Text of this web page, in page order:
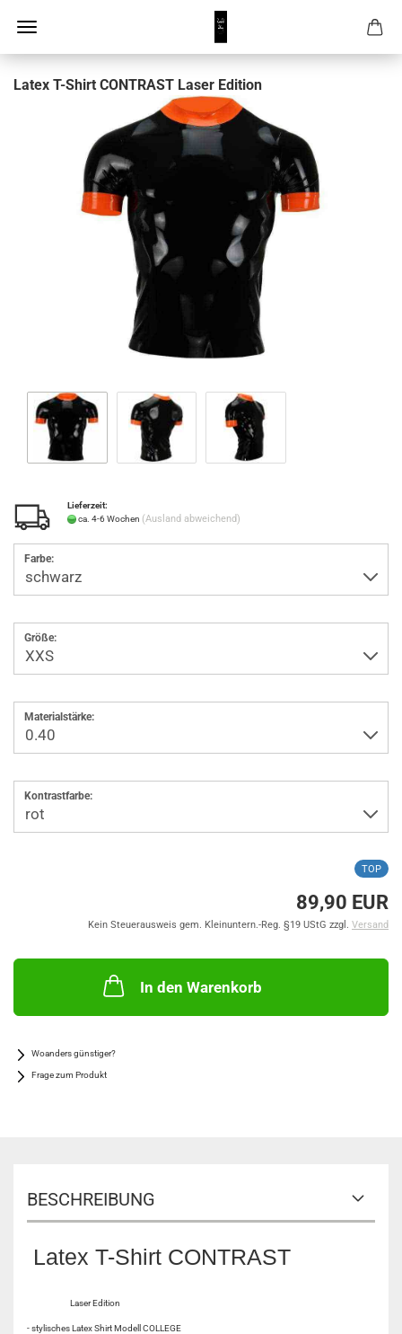
Latex T-Shirt CONTRAST Laser Edition
Lieferzeit:
ca. 4-6 Wochen (Ausland abweichend)
Farbe:
Größe:
Materialstärke:
Kontrastfarbe:
TOP
89,90 EUR
Kein Steuerausweis gem. Kleinuntern.-Reg. §19 UStG zzgl. Versand
In den Warenkorb
Woanders günstiger?
Frage zum Produkt
BESCHREIBUNG
Latex T-Shirt CONTRAST
Laser Edition
- stylisches Latex Shirt Modell COLLEGE